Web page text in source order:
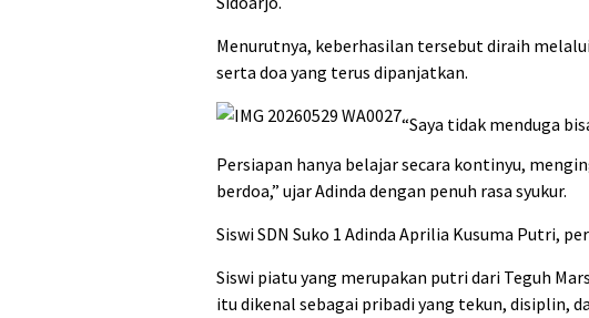
Menurutnya, keberhasilan tersebut diraih
serta doa yang terus dipanjatkan.
“Saya tidak menduga
Persiapan hanya belajar secara kontinyu,
berdoa,” ujar Adinda dengan penuh rasa syukur.
Siswi SDN Suko 1 Adinda Aprilia Kusuma Putri,
Siswi piatu yang merupakan putri dari Teguh
itu dikenal sebagai pribadi yang tekun, disiplin,